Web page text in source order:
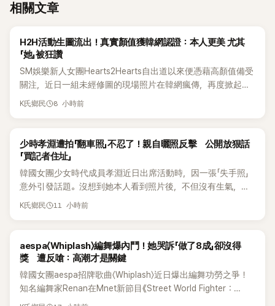
相關文章
K-POP
H2H活動生圖流出！真實顏值獲韓網認證：本人更美 尤其
「她」被狂讚
SM娛樂新人女團Hearts2Hearts自出道以來便憑藉高顏值備受
關注，近日一組未經修圖的現場照片在韓網瘋傳，再度掀起熱
烈討論，不少看過本人的網友更直呼：「真人比照片還漂亮！」
K氏鄉民 8 小時前
K-POP
少時孝淵遭拍「翻車照」不忍了！親自曬照反擊 公開放狠話
「買記者住址」
韓國女團少女時代成員孝淵近日出席活動時，因一張「失手照」
意外引發話題。沒想到她本人看到照片後，不但沒有生氣，反
而親自把照片放上IG限時動態開玩笑，甚至幽默喊話要「買記者
K氏鄉民 11 小時前
K-POP
aespa〈Whiplash〉編舞爆內鬥！她哭訴「做了8成」卻沒得
獎 遭反嗆：高潮才是關鍵
韓國女團aespa招牌歌曲〈Whiplash〉近日爆出編舞功勞之爭！
知名編舞家Renan在Mnet新節目《Street World Fighter：
Directors' War》預告中，公開談及自己在〈Whiplash〉編舞上的